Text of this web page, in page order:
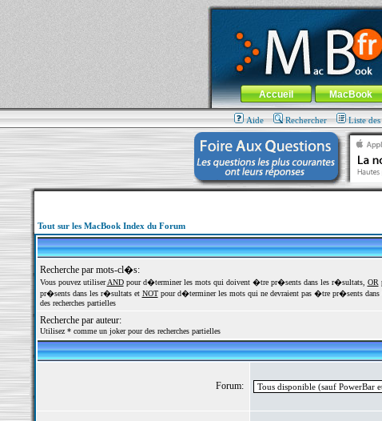
MacBook-fr.com : 100% Apple... 100% nomade !
Aller au contenu-Aller au menu
Menu général
Accueil MacBook
Aide Rechercher Liste
Tout sur les MacBook Index du Forum
Recherche par mots-cl�s:
Vous pouvez utiliserANDpour d�terminer les mots qui doivent �tre pr�sents dans les r�sultats, OR
pr�sents dans les r�sultats et NOTpour d�terminer les mots qui ne devraient pas �tre pr�sents
des recherches partielles
Recherche par auteur:
Utilisez * comme un joker pour des recherches partielles
Forum: